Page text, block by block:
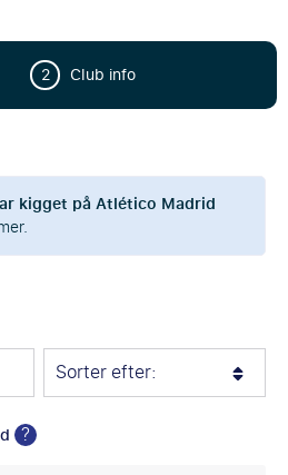
2 Club info
kigget på Atlético Madrid
Sorter efter:
?